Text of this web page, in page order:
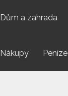
Dům a zahrada
Nákupy Peníze